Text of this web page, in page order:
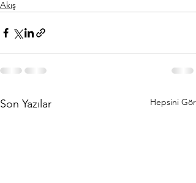
Akış
Son Yazılar Hepsini Gör